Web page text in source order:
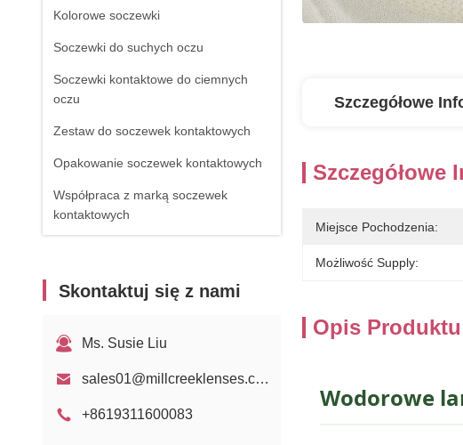
Kolorowe soczewki
Soczewki do suchych oczu
Soczewki kontaktowe do ciemnych
oczu
Zestaw do soczewek kontaktowych
Opakowanie soczewek kontaktowych
Współpraca z marką soczewek
kontaktowych
Skontaktuj się z nami
Ms. Susie Liu
sales01@millcreeklenses.com
+8619311600083
Szczegółowe
Szczegółowe
Miejsce Pochodzenia:
Możliwość Supply:
Opis Produktu
Wodorowe